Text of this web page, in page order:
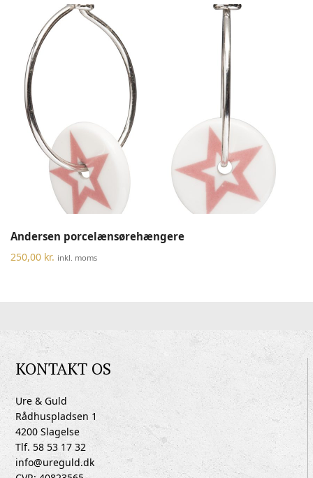
Andersen porcelænsørehængere
250,00 kr. inkl. moms
KONTAKT OS
Ure & Guld
Rådhuspladsen 1
4200 Slagelse
Tlf. 58 53 17 32
info@ureguld.dk